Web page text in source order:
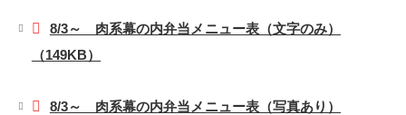
8/3～ 肉系幕の内弁当メニュー表（文字のみ）
（149KB）
8/3～ 肉系幕の内弁当メニュー表（写真あり）